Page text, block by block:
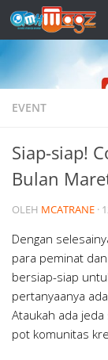
Skip to content
EVENT
Siap-siap!
Bulan
OLEH MCATRANE ·
Dengan
para peminat
bersiap-siap
pertanyaanya
Ataukah ada
pot komunitas